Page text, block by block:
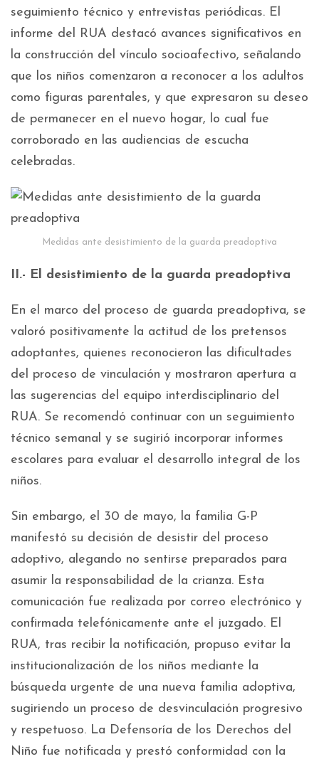
seguimiento técnico y entrevistas periódicas. El
informe del RUA destacó avances significativos en
la construcción del vínculo socioafectivo, señalando
que los niños comenzaron a reconocer a los adultos
como figuras parentales, y que expresaron su deseo
de permanecer en el nuevo hogar, lo cual fue
corroborado en las audiencias de escucha
celebradas.
Medidas ante desistimiento de la guarda preadoptiva
II.- El desistimiento de la guarda preadoptiva
En el marco del proceso de guarda preadoptiva, se
valoró positivamente la actitud de los pretensos
adoptantes, quienes reconocieron las dificultades
del proceso de vinculación y mostraron apertura a
las sugerencias del equipo interdisciplinario del
RUA. Se recomendó continuar con un seguimiento
técnico semanal y se sugirió incorporar informes
escolares para evaluar el desarrollo integral de los
niños.
Sin embargo, el 30 de mayo, la familia G-P
manifestó su decisión de desistir del proceso
adoptivo, alegando no sentirse preparados para
asumir la responsabilidad de la crianza. Esta
comunicación fue realizada por correo electrónico y
confirmada telefónicamente ante el juzgado. El
RUA, tras recibir la notificación, propuso evitar la
institucionalización de los niños mediante la
búsqueda urgente de una nueva familia adoptiva,
sugiriendo un proceso de desvinculación progresivo
y respetuoso. La Defensoría de los Derechos del
Niño fue notificada y prestó conformidad con la